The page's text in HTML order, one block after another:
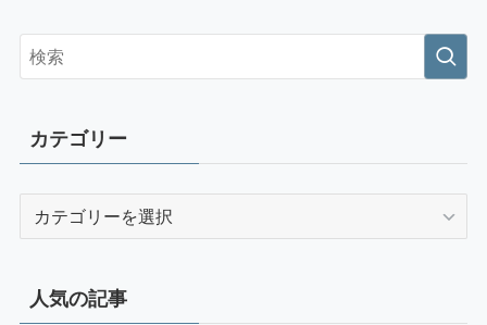
カテゴリー
ー
人気の記事